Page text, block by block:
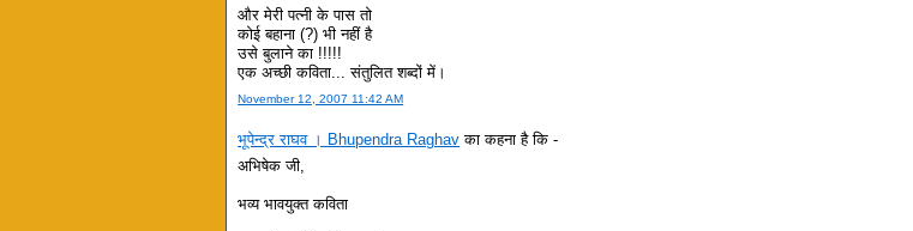
और मेरी पत्नी के पास तो
कोई बहाना (?) भी नहीं है
उसे बुलाने का !!!!!
एक अच्‍छी कविता... संतुलित शब्‍दों में।
November 12, 2007 11:42 AM
भूपेन्द्र राघव । Bhupendra Raghav का कहना है कि -
अभिषेक जी,
भव्य भावयुक्त कविता